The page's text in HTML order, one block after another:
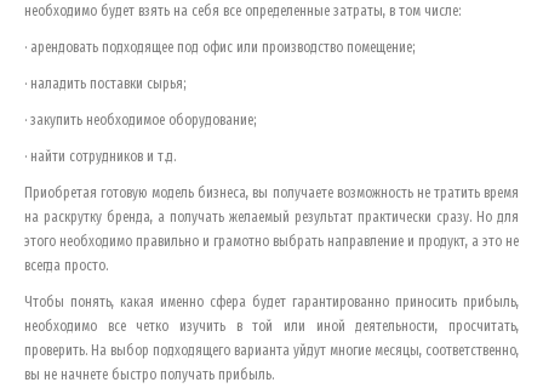
необходимо будет взять на себя все определенные затраты, в том числе:
· арендовать подходящее под офис или производство помещение;
· наладить поставки сырья;
· закупить необходимое оборудование;
· найти сотрудников и т.д.
Приобретая готовую модель бизнеса, вы получаете возможность не тратить время
на раскрутку бренда, а получать желаемый результат практически сразу. Но для
этого необходимо правильно и грамотно выбрать направление и продукт, а это не
всегда просто.
Чтобы понять, какая именно сфера будет гарантированно приносить прибыль,
необходимо все четко изучить в той или иной деятельности, просчитать,
проверить. На выбор подходящего варианта уйдут многие месяцы, соответственно,
вы не начнете быстро получать прибыль.